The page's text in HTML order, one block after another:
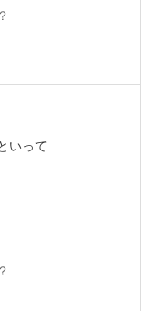
るので、今まだ50
周りには桜やそ
のでいつも誰か
ります。宗派も
ピンクの花のブ
は兄のように散
主の人は配偶者の
インターネットで
ーが大事。
いって